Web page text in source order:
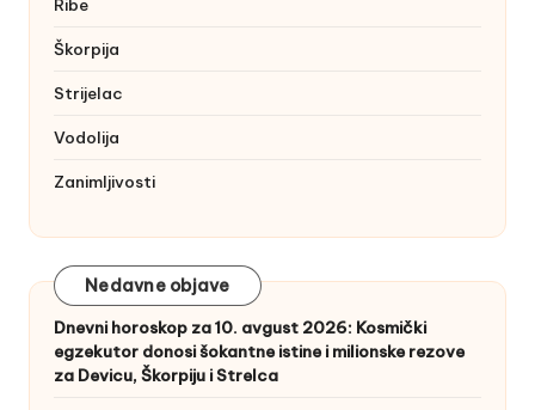
Ribe
Škorpija
Strijelac
Vodolija
Zanimljivosti
Nedavne objave
Dnevni horoskop za 10. avgust 2026: Kosmički
egzekutor donosi šokantne istine i milionske rezove
za Devicu, Škorpiju i Strelca